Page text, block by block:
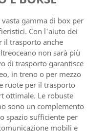
gamma di box per
. Con l'aiuto dei
il trasporto anche
non sarà più
di trasporto garantisce
in treno o per mezzo
ruote per il trasporto
ottimale. Le robuste
sono un complemento
spazio sufficiente per
mobili e